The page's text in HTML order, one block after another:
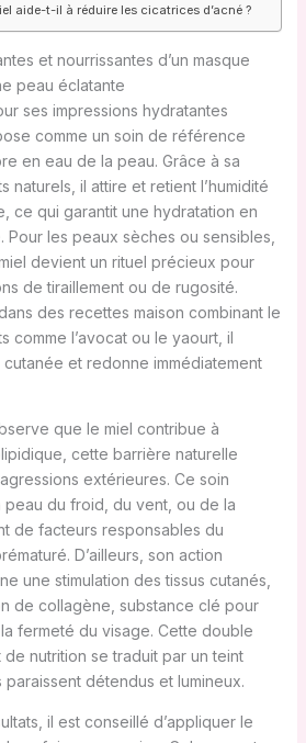
aide-t-il à réduire les cicatrices d’acné ?
et nourrissantes d’un masque
peau éclatante
ses impressions hydratantes
comme un soin de référence
en eau de la peau. Grâce à sa
naturels, il attire et retient l’humidité
ce qui garantit une hydratation en
les peaux sèches ou sensibles,
devient un rituel précieux pour
de tiraillement ou de rugosité.
des recettes maison combinant le
comme l’avocat ou le yaourt, il
et redonne immédiatement
que le miel contribue à
cette barrière naturelle
extérieures. Ce soin
du froid, du vent, ou de la
de facteurs responsables du
D’ailleurs, son action
une stimulation des tissus cutanés,
de collagène, substance clé pour
la fermeté du visage. Cette double
nutrition se traduit par un teint
détendus et lumineux.
il est conseillé d’appliquer le